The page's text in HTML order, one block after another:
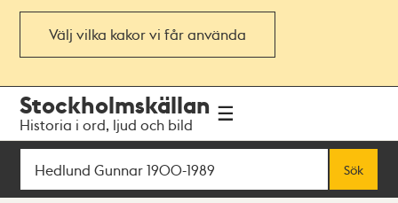
Välj vilka kakor vi får använda
navigationen
huvudinnehållet
Stockholmskällan
Historia i ord, ljud och bild
Sök
Sök